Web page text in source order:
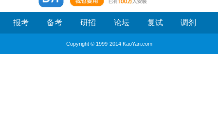
报考 备考 研招 论坛 复试 调剂
Copyright © 1999-2014 KaoYan.com